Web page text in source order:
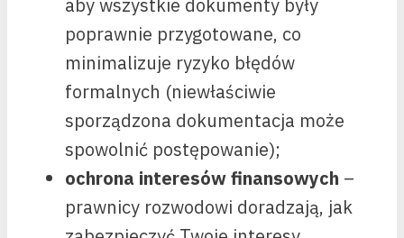
aby wszystkie dokumenty były
poprawnie przygotowane, co
minimalizuje ryzyko błędów
formalnych (niewłaściwie
sporządzona dokumentacja może
spowolnić postępowanie);
ochrona interesów finansowych –
prawnicy rozwodowi doradzają, jak